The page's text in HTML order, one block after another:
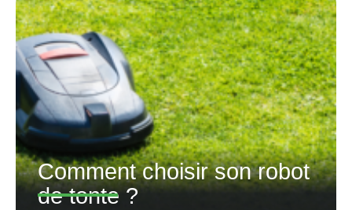
Comment choisir son robot
de tonte ?